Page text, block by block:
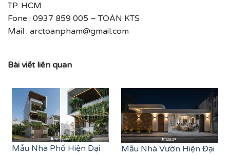
TP. HCM
Fone : 0937 859 005 – TOÀN KTS
Mail : arctoanpham@gmail.com
Bài viết liên quan
Mẫu Nhà Phố Hiện Đại
Mẫu Nhà Vườn Hiện Đại